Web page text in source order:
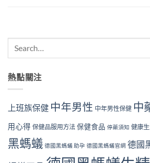
熱點關注
上班族保健 中年男性 中年男性保健 中
用心得 保健品服用方法 保健食品 停藥須知 健康
黑螞蟻 德國黑螞蟻 助孕 德國黑螞蟻官網 德國